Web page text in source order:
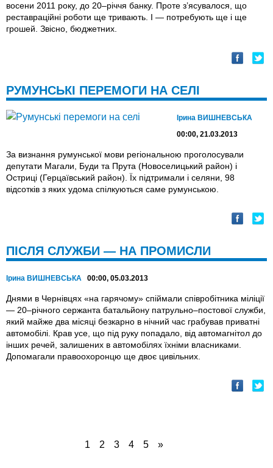
восени 2011 року, до 20–річчя банку. Проте з’ясувалося, що
реставраційні роботи ще тривають. І — потребують ще і ще
грошей. Звісно, бюджетних.
РУМУНСЬКI ПЕРЕМОГИ НА СЕЛI
Ірина ВИШНЕВСЬКА
00:00, 21.03.2013
За визнання румунської мови регіональною проголосували
депутати Магали, Буди та Прута (Новоселицький район) і
Остриці (Герцаївський район). Їх підтримали і селяни, 98
відсотків з яких удома спілкуються саме румунською.
ПІСЛЯ СЛУЖБИ — НА ПРОМИСЛИ
Ірина ВИШНЕВСЬКА 00:00, 05.03.2013
Днями в Чернівцях «на гарячому» спіймали співробітника міліції
— 20–річного сержанта батальйону патрульно–постової служби,
який майже два місяці безкарно в нічний час грабував приватні
автомобілі. Крав усе, що під руку попадало, від автомагнітол до
інших речей, залишених в автомобілях їхніми власниками.
Допомагали правоохоронцю ще двоє цивільних.
1 2 3 4 5 »